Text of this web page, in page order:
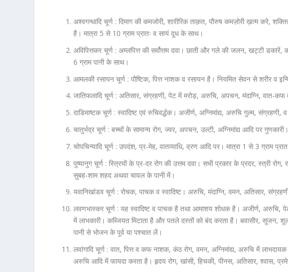
अश्वगन्धादि चूर्ण : दिमाग की कमजोरी, शारीरिक ताक़त, पौरुष कमज़ोरी ख़त्म करे,
है। मात्रा 5 से 10 ग्राम प्रातः व सायं दूध के साथ।
अविपित्तकर चूर्ण :अम्लपित्त की सर्वोत्तम दवा। छाती और गले की जलन, खट्टी
6 ग्राम पानी के साथ।
आमलकी रसायन चूर्ण : पौष्टिक, पित्त नाशक व रसायन है। नियमित सेवन से शरीर व
जातिफलादि चूर्ण : अतिसार, संग्रहणी, पेट में मरोड़, अरुचि, अपचन, मंदाग्नि, वात-कफ
दाडिमाष्टक चूर्ण :स्वादिष्ट एवं रुचिवर्द्धक। अजीर्ण, अग्निमांद्य, अरुचि गुल्म,
चातुर्भद्र चूर्ण : बच्चों के सामान्य रोग, ज्वर, अपचन, उल्टी, अग्निमांद्य आदि पर
चोपचिन्यादि चूर्ण :उपदंश, प्र-मेह, वातव्याधि, व्रण आदि पर। मात्रा 1 से 3 ग्राम
पुष्यानुग चूर्ण : स्त्रियों के प्र-दर रोग की उत्तम दवा। सभी प्रकार के प्रदर, स्त्री रोग,
सुबह-शाम शहद अथवा चावल के पानी में।
यवानिखांडव चूर्ण : रोचक, पाचक व स्वादिष्ट। अरुचि, मंदाग्नि, वमन, अतिसार,
लवणभास्कर चूर्ण :यह स्वादिष्ट व पाचक है तथा आमाशय शोधक है। अजीर्ण, अरुचि,
में लाभकारी। कब्जियत मिटाता है और पतले दस्तों को बंद करता है। बवासीर, सूजन,
पानी से भोजन के पूर्व या पश्चात लें।
लवांगादि चूर्ण :वात, पित्त व कफ नाशक, कंठ रोग, वमन, अग्निमांद्य, अरुचि में
अरुचि आदि में फायदा करता है। हृदय रोग, खांसी, हिचकी, पीनस, अतिसार, श्वास,